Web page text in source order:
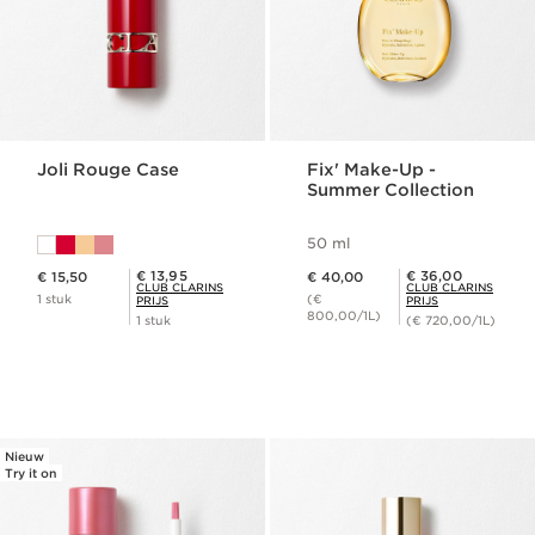
Joli Rouge Case
€ 15,50
1 stuk
Club Clarins Prijs € 13,95
€ 13,95
CLUB CLARINS
PRIJS
1 stuk
Fix' Make-Up -
Summer Collection
50 ml
€ 40,00
(€
800,00/1L)
Club Clarins Prijs € 36,00
€ 36,00
CLUB CLARINS
PRIJS
(€ 720,00/1L)
Nieuw
Try it on